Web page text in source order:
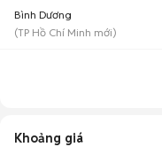
Bình Dương
(TP Hồ Chí Minh mới)
Khoảng giá